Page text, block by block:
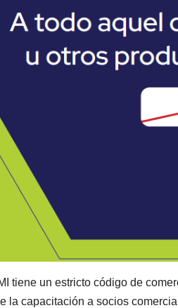
tiene un estricto código de
la capacitación a socios